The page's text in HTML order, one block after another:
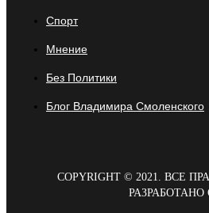
Спорт
Мнение
Без Политики
Блог Владимира Смоленского
COPYRIGHT © 2021. ВСЕ
РАЗРАБОТАНО